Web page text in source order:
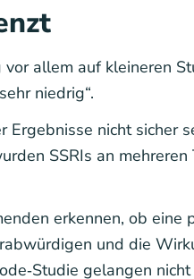
allem auf kleineren
niedrig“.
nicht sicher
SSRIs an
erkennen, ob
und die
gelangen